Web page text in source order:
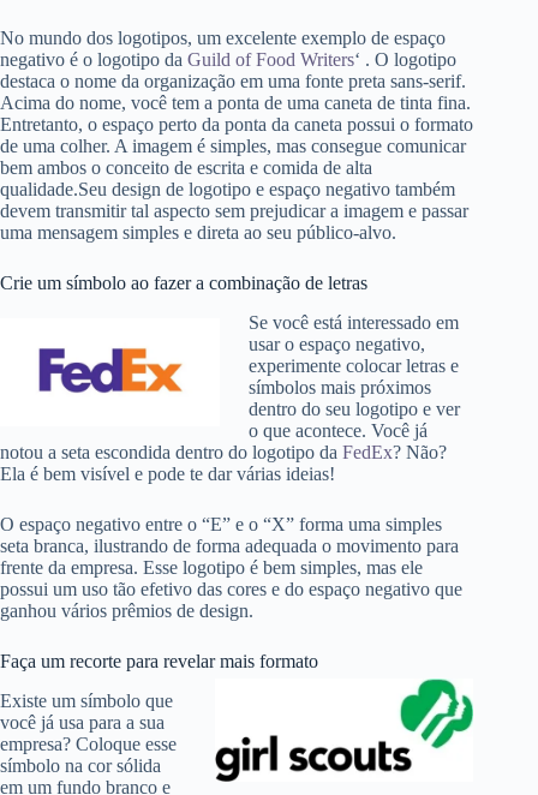
No mundo dos logotipos, um excelente exemplo de espaço
negativo é o logotipo da Guild of Food Writers‘ . O logotipo
destaca o nome da organização em uma fonte preta sans-serif.
Acima do nome, você tem a ponta de uma caneta de tinta fina.
Entretanto, o espaço perto da ponta da caneta possui o formato
de uma colher. A imagem é simples, mas consegue comunicar
bem ambos o conceito de escrita e comida de alta
qualidade.Seu design de logotipo e espaço negativo também
devem transmitir tal aspecto sem prejudicar a imagem e passar
uma mensagem simples e direta ao seu público-alvo.
Crie um símbolo ao fazer a combinação de letras
Se você está interessado em
usar o espaço negativo,
experimente colocar letras e
símbolos mais próximos
dentro do seu logotipo e ver
o que acontece. Você já
notou a seta escondida dentro do logotipo da FedEx? Não?
Ela é bem visível e pode te dar várias ideias!
O espaço negativo entre o “E” e o “X” forma uma simples
seta branca, ilustrando de forma adequada o movimento para
frente da empresa. Esse logotipo é bem simples, mas ele
possui um uso tão efetivo das cores e do espaço negativo que
ganhou vários prêmios de design.
Faça um recorte para revelar mais formato
Existe um símbolo que
você já usa para a sua
empresa? Coloque esse
símbolo na cor sólida
em um fundo branco e